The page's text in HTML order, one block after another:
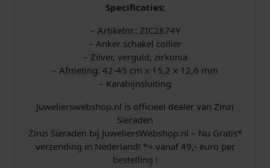
n
i
a
a
t
Specificaties:
– Artikelnr.: ZIC2874Y
– Anker schakel collier
– Zilver, verguld, zirkonia
– Afmeting: 42-45 cm x 15,2 x 12,6 mm
– Karabijnsluiting
Juwelierswebshop.nl is officieel dealer van Zinzi
Sieraden
Zinzi Sieraden bij JuweliersWebshop.nl – Nu Gratis*
verzending in Nederland! *= vanaf 49,- euro per
bestelling !